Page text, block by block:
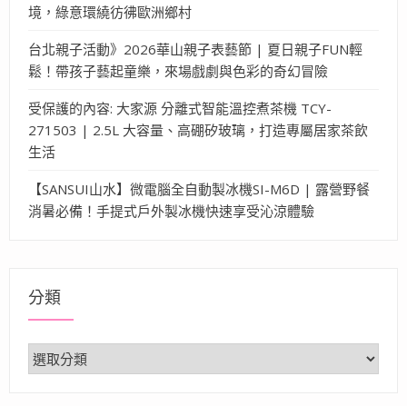
境，綠意環繞彷彿歐洲鄉村
台北親子活動》2026華山親子表藝節 | 夏日親子FUN輕
鬆！帶孩子藝起童樂，來場戲劇與色彩的奇幻冒險
受保護的內容: 大家源 分離式智能溫控煮茶機 TCY-
271503 | 2.5L 大容量、高硼矽玻璃，打造專屬居家茶飲
生活
【SANSUI山水】微電腦全自動製冰機SI-M6D | 露營野餐
消暑必備！手提式戶外製冰機快速享受沁涼體驗
分類
分
類